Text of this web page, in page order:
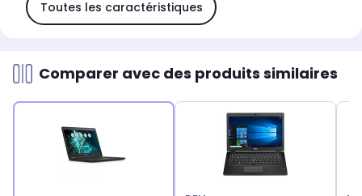
Toutes les caractéristiques
Comparer avec des produits similaires